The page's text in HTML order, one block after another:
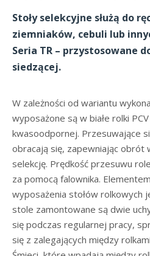
Stoły selekcyjne służą do
ziemniaków, cebuli lub
Seria TR – przystosowane
siedzącej.
W zależności od wariantu
wyposażone są w białe rolki
kwasoodpornej. Przesuwające
obracają się, zapewniając obrót
selekcję. Prędkość przesuwu
za pomocą falownika.
wyposażenia stołów rolkowych
stole zamontowane są dwie
się podczas regularnej pracy,
się z zalegających między